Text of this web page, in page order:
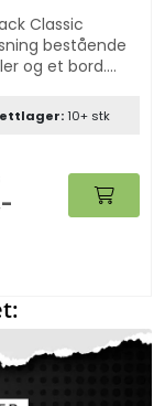
Classic
bestående
og et bord.
til en
pris.
Ekstremt
og
10+ stk